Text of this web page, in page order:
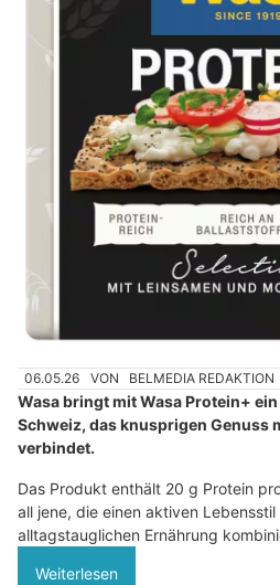
06.05.26 VON BELMEDIA REDAKTION
Wasa bringt mit Wasa Protein+
Schweiz, das knusprigen Genuss
verbindet.
Das Produkt enthält 20 g Protein
all jene, die einen aktiven
alltagstauglichen Ernährung
Weiterlesen